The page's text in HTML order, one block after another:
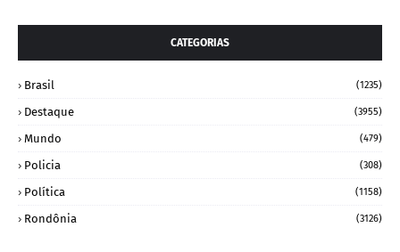
CATEGORIAS
Brasil (1235)
Destaque (3955)
Mundo (479)
Policia (308)
Política (1158)
Rondônia (3126)